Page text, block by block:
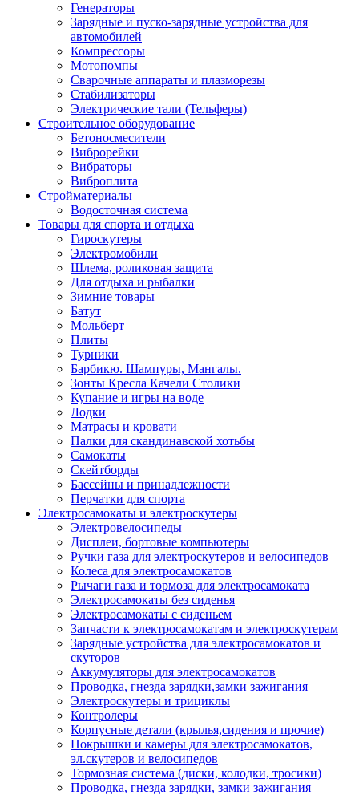
Генераторы
Зарядные и пуско-зарядные устройства для
автомобилей
Компрессоры
Мотопомпы
Сварочные аппараты и плазморезы
Стабилизаторы
Электрические тали (Тельферы)
Строительное оборудование
Бетоносмесители
Виброрейки
Вибраторы
Виброплита
Стройматериалы
Водосточная система
Товары для спорта и отдыха
Гироскутеры
Электромобили
Шлема, роликовая защита
Для отдыха и рыбалки
Зимние товары
Батут
Мольберт
Плиты
Турники
Барбикю. Шампуры, Мангалы.
Зонты Кресла Качели Столики
Купание и игры на воде
Лодки
Матрасы и кровати
Палки для скандинавской хотьбы
Самокаты
Скейтборды
Бассейны и принадлежности
Перчатки для спорта
Электросамокаты и электроскутеры
Электровелосипеды
Дисплеи, бортовые компьютеры
Ручки газа для электроскутеров и велосипедов
Колеса для электросамокатов
Рычаги газа и тормоза для электросамоката
Электросамокаты без сиденья
Электросамокаты с сиденьем
Запчасти к электросамокатам и электроскутерам
Зарядные устройства для электросамокатов и
скуторов
Аккумуляторы для электросамокатов
Проводка, гнезда зарядки,замки зажигания
Электроскутеры и трициклы
Контролеры
Корпусные детали (крылья,сидения и прочие)
Покрышки и камеры для электросамокатов,
эл.скутеров и велосипедов
Тормозная система (диски, колодки, тросики)
Проводка, гнезда зарядки, замки зажигания